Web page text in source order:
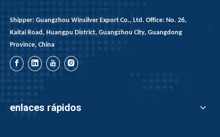
Shipper: Guangzhou Winsilver Export Co., Ltd. Office: No. 26,
Kaitai Road, Huangpu District, Guangzhou City, Guangdong
Province, China
enlaces rápidos